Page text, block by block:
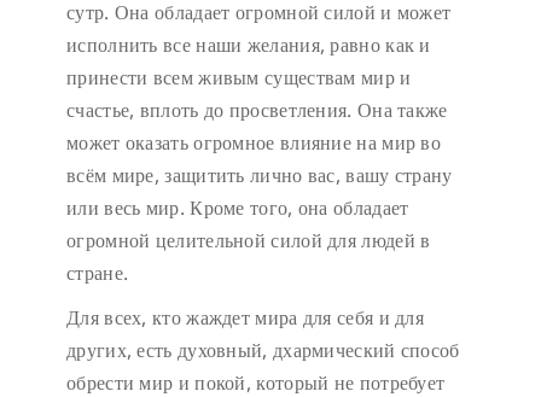
сутр. Она обладает огромной силой и может
исполнить все наши желания, равно как и
принести всем живым существам мир и
счастье, вплоть до просветления. Она также
может оказать огромное влияние на мир во
всём мире, защитить лично вас, вашу страну
или весь мир. Кроме того, она обладает
огромной целительной силой для людей в
стране.
Для всех, кто жаждет мира для себя и для
других, есть духовный, дхармический способ
обрести мир и покой, который не потребует